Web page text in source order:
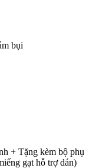
bụi
+ Tặng kèm bộ phụ
gạt hỗ trợ dán)